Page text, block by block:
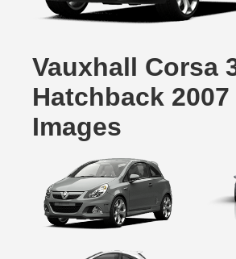
Vauxhall Corsa
Hatchback 2007
Images